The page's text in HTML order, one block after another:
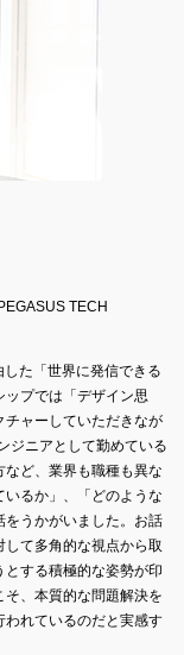
TECH
た「世界に発信できる
ップでは「デザイン思
ャーしていただきなが
ジニアとして勤めている
ど、業界も職種も異な
るか」、「どのような
うかがいました。お話
て多角的な視点から取
する積極的な姿勢が印
、本質的な問題解決を
れているのだと実感す